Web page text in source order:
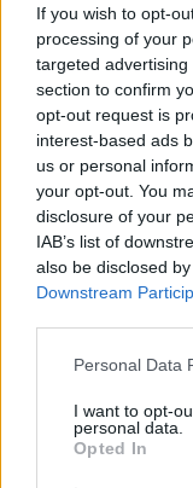
If you wish to opt-
processing of your
targeted
section to confirm
opt-out request is
interest-based ads
us or personal
your opt-out. You
disclosure of your
IAB’s list of
also be disclosed
Downstream
Please note that
not limited to your
grant or deny
use your data for
Personal Data
I want to opt-
personal data.
Opted In
ομιλίες με
διατροφολόγος
Γκιώνη, η fitness
Μακέδου, η
ακτιβίστρια
Κωλέτση, ο
ερευνητής του
δημιουργός
ψυχολόγος
και
γύρω από τη
διοργάνωσης
επιπλέον